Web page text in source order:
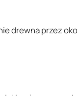
drewna przez